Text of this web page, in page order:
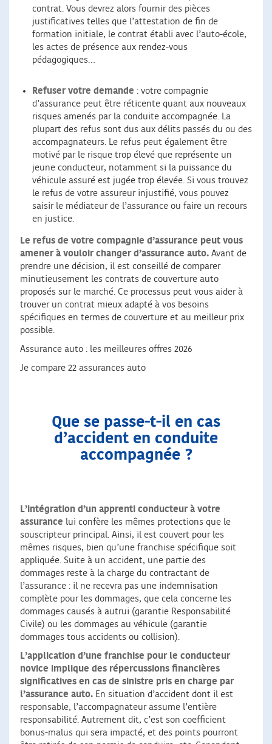
contrat. Vous devrez alors fournir des pièces
justificatives telles que l’attestation de fin de
formation initiale, le contrat établi avec l’auto-école,
les actes de présence aux rendez-vous
pédagogiques…
Refuser votre demande : votre compagnie
d’assurance peut être réticente quant aux nouveaux
risques amenés par la conduite accompagnée. La
plupart des refus sont dus aux délits passés du ou des
accompagnateurs. Le refus peut également être
motivé par le risque trop élevé que représente un
jeune conducteur, notamment si la puissance du
véhicule assuré est jugée trop élevée. Si vous trouvez
le refus de votre assureur injustifié, vous pouvez
saisir le médiateur de l’assurance ou faire un recours
en justice.
Le refus de votre compagnie d’assurance peut vous
amener à vouloir changer d’assurance auto. Avant de
prendre une décision, il est conseillé de comparer
minutieusement les contrats de couverture auto
proposés sur le marché. Ce processus peut vous aider à
trouver un contrat mieux adapté à vos besoins
spécifiques en termes de couverture et au meilleur prix
possible.
Assurance auto : les meilleures offres 2026
Je compare 22 assurances auto
Que se passe-t-il en cas
d’accident en conduite
accompagnée ?
L’intégration d’un apprenti conducteur à votre
assurance lui confère les mêmes protections que le
souscripteur principal. Ainsi, il est couvert pour les
mêmes risques, bien qu’une franchise spécifique soit
appliquée. Suite à un accident, une partie des
dommages reste à la charge du contractant de
l’assurance : il ne recevra pas une indemnisation
complète pour les dommages, que cela concerne les
dommages causés à autrui (garantie Responsabilité
Civile) ou les dommages au véhicule (garantie
dommages tous accidents ou collision).
L’application d’une franchise pour le conducteur
novice
implique des répercussions financières
significatives en cas de sinistre pris en charge par
l’assurance auto. En situation d’accident dont il est
responsable, l’accompagnateur assume l’entière
responsabilité. Autrement dit, c’est son coefficient
bonus-malus qui sera impacté, et des points pourront